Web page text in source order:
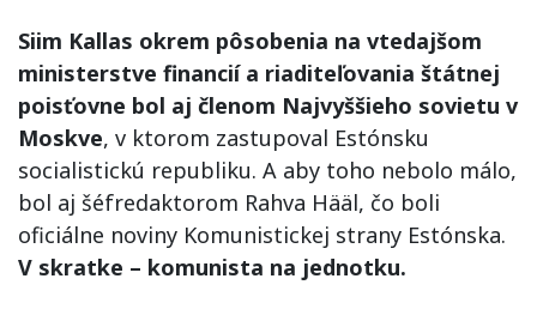
Siim Kallas okrem pôsobenia na vtedajšom
ministerstve financií a riaditeľovania štátnej
poisťovne bol aj členom Najvyššieho sovietu v
Moskve, v ktorom zastupoval Estónsku
socialistickú republiku. A aby toho nebolo málo,
bol aj šéfredaktorom Rahva Hääl, čo boli
oficiálne noviny Komunistickej strany Estónska.
V skratke – komunista na jednotku.